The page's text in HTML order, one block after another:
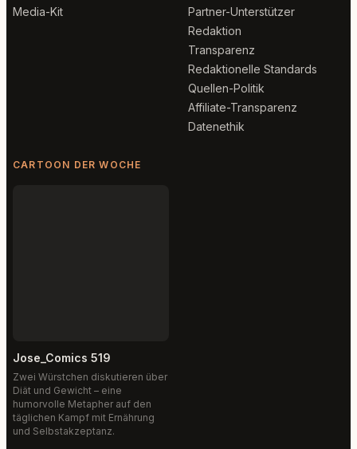
Media-Kit
Partner-Unterstützer
Redaktion
Transparenz
Redaktionelle Standards
Quellen-Politik
Affiliate-Transparenz
Datenethik
CARTOON DER WOCHE
Jose_Comics 519
Zwei Würstchen diskutieren über
Diät und Gewicht – eine
humorvolle Metapher auf den
täglichen Kampf mit Ernährung
und Selbstakzeptanz.